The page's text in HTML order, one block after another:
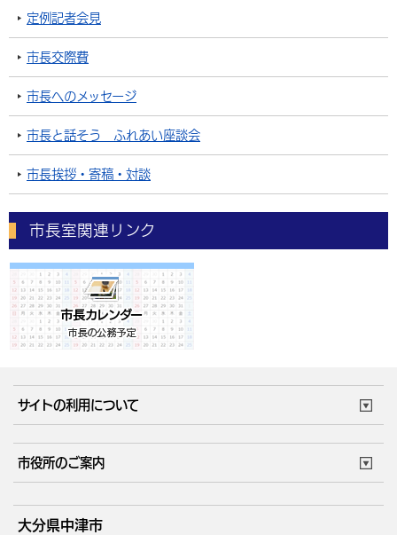
定例記者会見
市長交際費
市長へのメッセージ
市長と話そう ふれあい座談会
市長挨拶・寄稿・対談
市長室関連リンク
サイトの利用について
サイトマップ
市役所のご案内
庁舎地図 組織案内
大分県中津市